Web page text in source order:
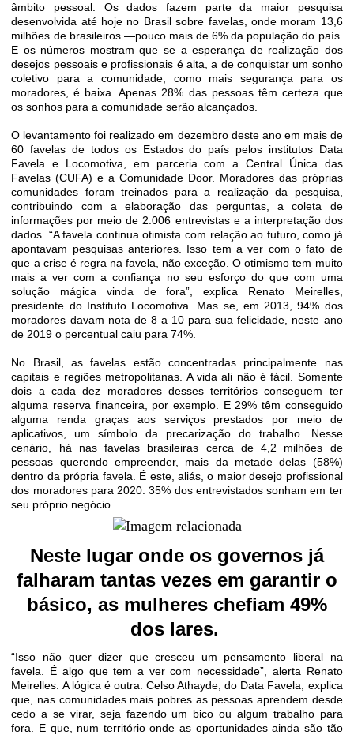
âmbito pessoal. Os dados fazem parte da maior pesquisa
desenvolvida até hoje no Brasil sobre favelas, onde moram 13,6
milhões de brasileiros —pouco mais de 6% da população do país.
E os números mostram que se a esperança de realização dos
desejos pessoais e profissionais é alta, a de conquistar um sonho
coletivo para a comunidade, como mais segurança para os
moradores, é baixa. Apenas 28% das pessoas têm certeza que
os sonhos para a comunidade serão alcançados.
O levantamento foi realizado em dezembro deste ano em mais de
60 favelas de todos os Estados do país pelos institutos Data
Favela e Locomotiva, em parceria com a Central Única das
Favelas (CUFA) e a Comunidade Door. Moradores das próprias
comunidades foram treinados para a realização da pesquisa,
contribuindo com a elaboração das perguntas, a coleta de
informações por meio de 2.006 entrevistas e a interpretação dos
dados. “A favela continua otimista com relação ao futuro, como já
apontavam pesquisas anteriores. Isso tem a ver com o fato de
que a crise é regra na favela, não exceção. O otimismo tem muito
mais a ver com a confiança no seu esforço do que com uma
solução mágica vinda de fora”, explica Renato Meirelles,
presidente do Instituto Locomotiva. Mas se, em 2013, 94% dos
moradores davam nota de 8 a 10 para sua felicidade, neste ano
de 2019 o percentual caiu para 74%.
No Brasil, as favelas estão concentradas principalmente nas
capitais e regiões metropolitanas. A vida ali não é fácil. Somente
dois a cada dez moradores desses territórios conseguem ter
alguma reserva financeira, por exemplo. E 29% têm conseguido
alguma renda graças aos serviços prestados por meio de
aplicativos, um símbolo da precarização do trabalho. Nesse
cenário, há nas favelas brasileiras cerca de 4,2 milhões de
pessoas querendo empreender, mais da metade delas (58%)
dentro da própria favela. É este, aliás, o maior desejo profissional
dos moradores para 2020: 35% dos entrevistados sonham em ter
seu próprio negócio.
Neste lugar onde os governos já
falharam tantas vezes em garantir o
básico, as mulheres chefiam 49%
dos lares.
“Isso não quer dizer que cresceu um pensamento liberal na
favela. É algo que tem a ver com necessidade”, alerta Renato
Meirelles. A lógica é outra. Celso Athayde, do Data Favela, explica
que, nas comunidades mais pobres as pessoas aprendem desde
cedo a se virar, seja fazendo um bico ou algum trabalho para
fora. E que, num território onde as oportunidades ainda são tão